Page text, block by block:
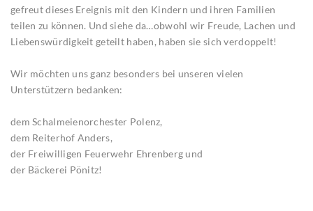
gefreut dieses Ereignis mit den Kindern und ihren Familien
teilen zu können. Und siehe da…obwohl wir Freude, Lachen und
Liebenswürdigkeit geteilt haben, haben sie sich verdoppelt!
Wir möchten uns ganz besonders bei unseren vielen
Unterstützern bedanken:
dem Schalmeienorchester Polenz,
dem Reiterhof Anders,
der Freiwilligen Feuerwehr Ehrenberg und
der Bäckerei Pönitz!